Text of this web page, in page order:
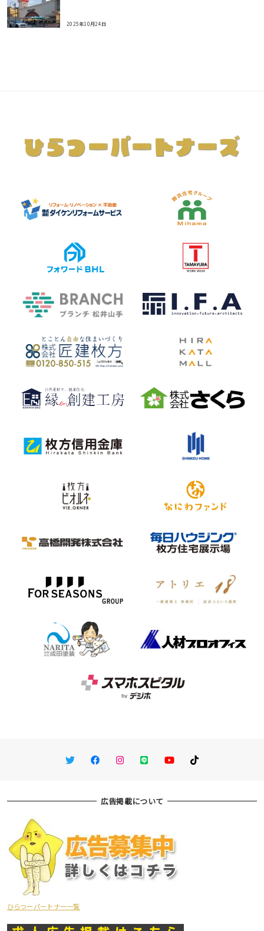
2025年10月24日
TwitterFacebookInstagram
LINE You TubeTikTok
広告掲載について
ひらつーパートナー一覧